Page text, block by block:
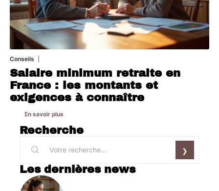
Conseils
Salaire minimum retraite en
France : les montants et
exigences à connaître
En savoir plus
Recherche
Les dernières news